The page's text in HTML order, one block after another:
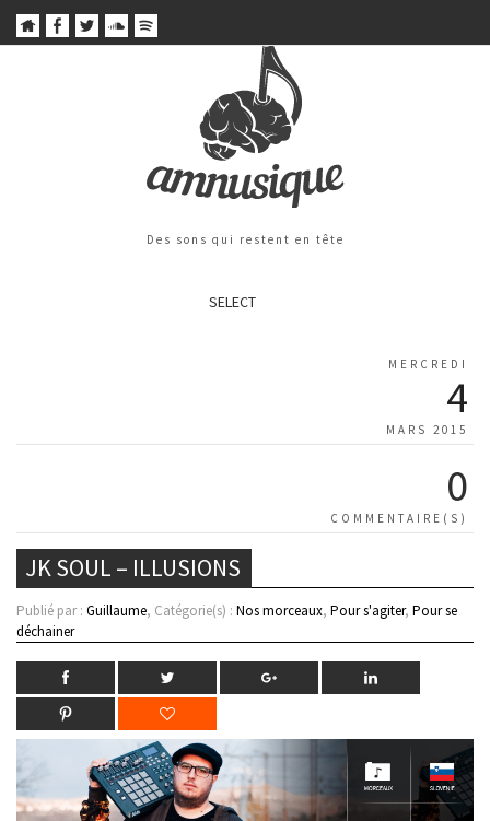
Des sons qui restent en tête
SELECT
MERCREDI
4
MARS 2015
0
COMMENTAIRE(S)
JK SOUL – ILLUSIONS
Publié par : Guillaume, Catégorie(s) : Nos morceaux, Pour s'agiter, Pour se
déchainer